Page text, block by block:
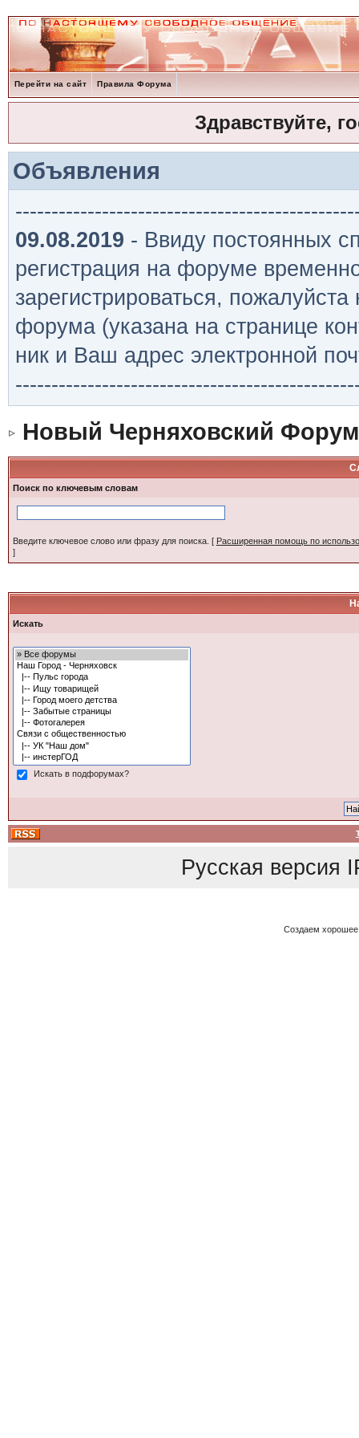
Перейти на сайт Правила Форума
Здравствуйте,
Объявления
09.08.2019 - Ввиду постоянных
регистрация на форуме
зарегистрироваться,
форума (указана на странице
ник и Ваш адрес электронной
Новый Черняховский Форум
Поиск по ключевым словам
Введите ключевое слово или фразу для поиска. [ Расширенная помощь по
]
Искать
Искать в подфорумах?
Русская версия
Создаем